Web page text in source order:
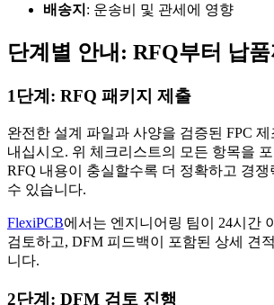
배송지 : 운송비 및 관세에 영향
단계별 안내: RFQ부터 납품
1단계: RFQ 패키지 제출
완전한 설계 파일과 사양을 검증된 FPC 제
내십시오. 위 체크리스트의 모든 항목을
RFQ 내용이 충실할수록 더 정확하고 경
수 있습니다.
FlexiPCB에서는 엔지니어링 팀이 24시간
검토하고, DFM 피드백이 포함된 상세 견
니다.
2단계: DFM 검토 진행